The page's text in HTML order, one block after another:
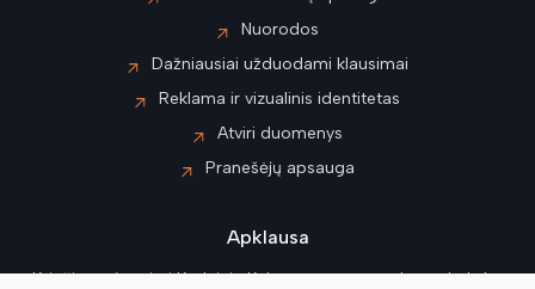
Nuorodos
Dažniausiai užduodami klausimai
Reklama ir vizualinis identitetas
Atviri duomenys
Pranešėjų apsauga
Apklausa
Kviečiame įvertinti Kėdainių Kultūros centro paslaugų kokybę